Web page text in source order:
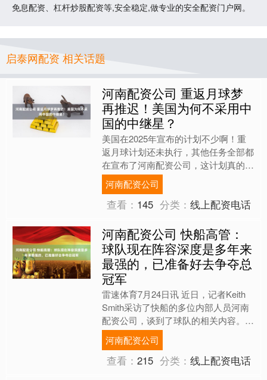
免息配资、杠杆炒股配资等,安全稳定,做专业的安全配资门户网。
启泰网配资 相关话题
河南配资公司 重返月球梦
再推迟！美国为何不采用中
国的中继星？
美国在2025年宣布的计划不少啊！重
返月球计划还未执行，其他任务全部都
在宣布了河南配资公司，这计划真的太
多了，这不，来自美媒8月指出：
Intuitive Ma....
河南配资公司
查看： 145 分类：线上配资电话
河南配资公司 快船高管：
球队现在阵容深度是多年来
最强的，已准备好去争夺总
冠军
雷速体育7月24日讯 近日，记者Keith
Smith采访了快船的多位内部人员河南
配资公司，谈到了球队的相关内容。
关于休赛期增加阵容深度：“对于我们
能够完成的....
河南配资公司
查看：215 分类：线上配资电话